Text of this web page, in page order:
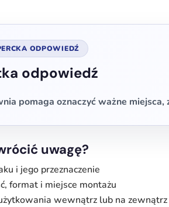
ODPOWIEDŹ
odpowiedź
pomaga oznaczyć ważne
uwagę?
i jego przeznaczenie
format i miejsce montażu
wewnątrz lub na zewnątrz